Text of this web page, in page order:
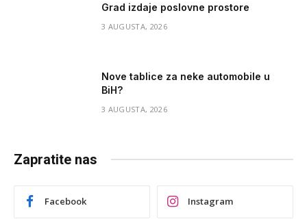
Grad izdaje poslovne prostore
3 AUGUSTA, 2026
Nove tablice za neke automobile u
BiH?
3 AUGUSTA, 2026
Zapratite nas
Facebook Instagram